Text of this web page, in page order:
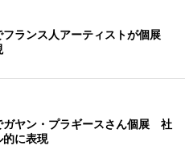
フランス人アーティストが個展
ガヤン・プラギースさん個展 社
的に表現